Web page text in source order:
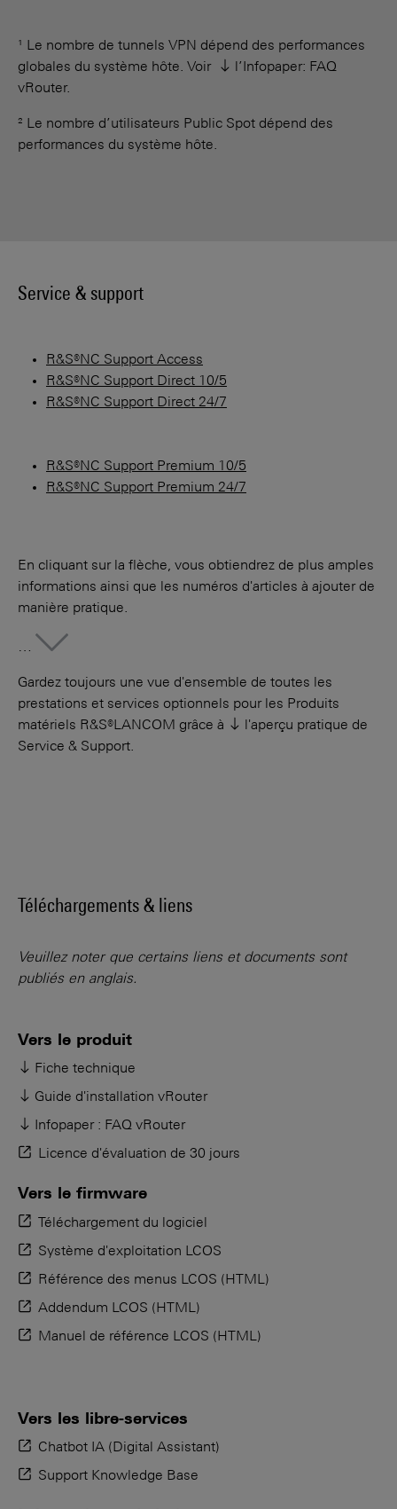
¹ Le nombre de tunnels VPN dépend des performances
globales du système hôte. Voir
l’Infopaper: FAQ
vRouter.
² Le nombre d’utilisateurs Public Spot dépend des
performances du système hôte.
Service & support
R&S®NC Support Access
R&S®NC Support Direct 10/5
R&S®NC Support Direct 24/7
R&S®NC Support Premium 10/5
R&S®NC Support Premium 24/7
En cliquant sur la flèche, vous obtiendrez de plus amples
informations ainsi que les numéros d'articles à ajouter de
manière pratique.
… More
Gardez toujours une vue d'ensemble de toutes les
prestations et services optionnels pour les Produits
matériels R&S®LANCOM grâce à
l'aperçu pratique de
Service & Support.
Téléchargements & liens
Veuillez noter que certains liens et documents sont
publiés en anglais.
Vers le produit
Fiche technique
Guide d'installation vRouter
Infopaper : FAQ vRouter
Licence d'évaluation de 30 jours
Vers le firmware
Téléchargement du logiciel
Système d'exploitation LCOS
Référence des menus LCOS (HTML)
Addendum LCOS (HTML)
Manuel de référence LCOS (HTML)
Vers les libre-services
Chatbot IA (Digital Assistant)
Support Knowledge Base